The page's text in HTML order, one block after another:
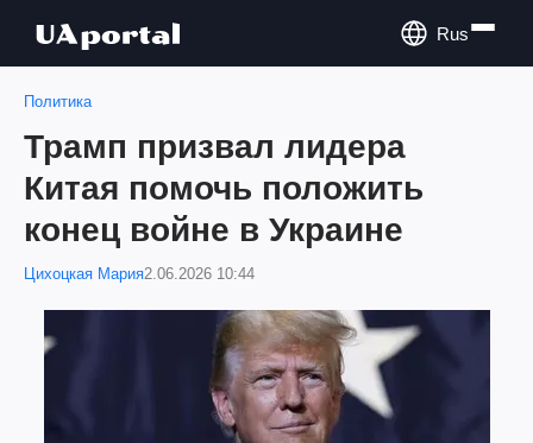
Rus
Политика
Трамп призвал лидера
Китая помочь положить
конец войне в Украине
Цихоцкая Мария2.06.2026 10:44